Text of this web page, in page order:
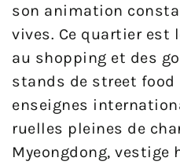
son animation
vives. Ce quartier est
au shopping et des
stands de street food
enseignes
ruelles pleines de
Myeongdong, vestige